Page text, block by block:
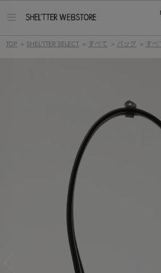
ー
TOP > SHEL'TTER SELECT > すべて > バッグ > すべ